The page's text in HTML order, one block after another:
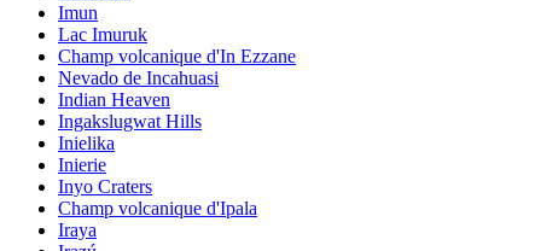
Imun
Lac Imuruk
Champ volcanique d'In Ezzane
Nevado de Incahuasi
Indian Heaven
Ingakslugwat Hills
Inielika
Inierie
Inyo Craters
Champ volcanique d'Ipala
Iraya